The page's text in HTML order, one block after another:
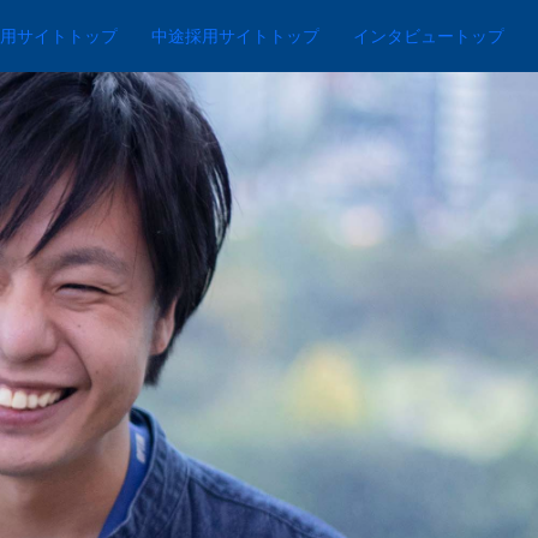
サイトトップ 中途採用サイトトップ インタビュートップ